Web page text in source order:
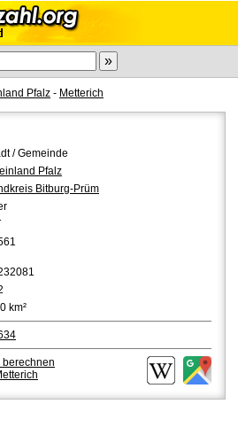
Pfalz - Metterich
/ Gemeinde
Pfalz
Bitburg-Prüm
km²
berechnen